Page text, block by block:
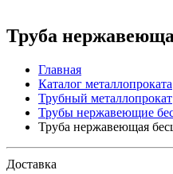
Труба
Главная
Каталог металлопроката
Трубный металлопрокат
Трубы нержавеющие
Труба нержавеющая
Доставка